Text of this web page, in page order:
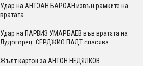
Удар на АНТОАН БАРОАН извън рамките на
вратата.
Удар на ПАРВИЗ УМАРБАЕВ във вратата на
Лудогорец. СЕРДЖИО ПАДТ спасява.
Жълт картон за АНТОН НЕДЯЛКОВ.